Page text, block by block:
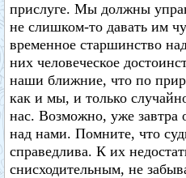
прислуге. Мы должны
не слишком-то давать им
временное старшинство
них человеческое
наши ближние, что по
как и мы, и только
нас. Возможно, уже завтра
над нами. Помните, что
справедлива. К их
снисходительным, не